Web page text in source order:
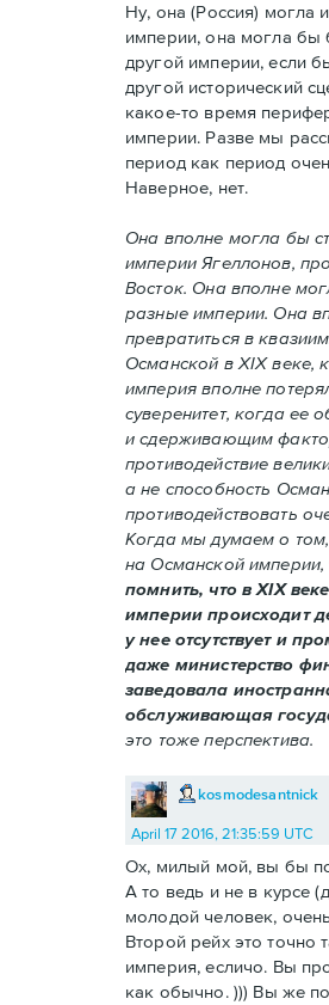
Ну, она (Россия) могла
империи, она могла бы
другой империи, если
другой исторический
какое-то время
империи. Разве мы
период как период
Наверное, нет.
Она вполне могла бы
империи Ягеллонов,
Восток. Она вполне
разные империи. Она
превратиться в
Османской в XIX веке,
империя вполне
суверенитет, когда ее
и сдерживающим
противодействие
а не способность
противодействовать
Когда мы думаем о
на Османской империи,
помнить, что в XIX
империи происходит
у нее отсутствует и
даже министерство
заведовала
обслуживающая
это тоже перспектива.
kosmodesantnick
April 17 2016, 21:35:59 UTC
Ох, милый мой, вы бы
А то ведь и не в курсе
молодой человек,
Второй рейх это точно
империя, есличо. Вы
как обычно. ))) Вы же